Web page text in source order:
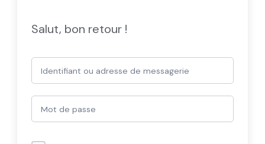
Salut, bon retour !